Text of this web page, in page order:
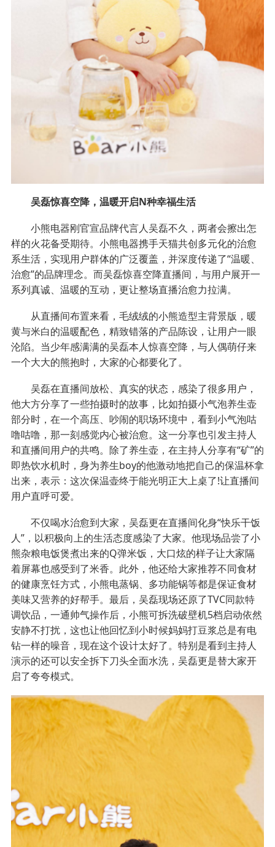
吴磊惊喜空降，温暖开启N种幸福生活
小熊电器刚官宣品牌代言人吴磊不久，两者会擦出怎
样的火花备受期待。小熊电器携手天猫共创多元化的治愈
系生活，实现用户群体的广泛覆盖，并深度传递了“温暖、
治愈”的品牌理念。而吴磊惊喜空降直播间，与用户展开一
系列真诚、温暖的互动，更让整场直播治愈力拉满。
从直播间布置来看，毛绒绒的小熊造型主背景版，暖
黄与米白的温暖配色，精致错落的产品陈设，让用户一眼
沦陷。当少年感满满的吴磊本人惊喜空降，与人偶萌仔来
一个大大的熊抱时，大家的心都要化了。
吴磊在直播间放松、真实的状态，感染了很多用户，
他大方分享了一些拍摄时的故事，比如拍摄小气泡养生壶
部分时，在一个高压、吵闹的职场环境中，看到小气泡咕
噜咕噜，那一刻感觉内心被治愈。这一分享也引发主持人
和直播间用户的共鸣。除了养生壶，在主持人分享有“矿”的
即热饮水机时，身为养生boy的他激动地把自己的保温杯拿
出来，表示：这次保温壶终于能光明正大上桌了!让直播间
用户直呼可爱。
不仅喝水治愈到大家，吴磊更在直播间化身“快乐干饭
人”，以积极向上的生活态度感染了大家。他现场品尝了小
熊杂粮电饭煲煮出来的Q弹米饭，大口炫的样子让大家隔
着屏幕也感受到了米香。此外，他还给大家推荐不同食材
的健康烹饪方式，小熊电蒸锅、多功能锅等都是保证食材
美味又营养的好帮手。最后，吴磊现场还原了TVC同款特
调饮品，一通帅气操作后，小熊可拆洗破壁机5档启动依然
安静不打扰，这也让他回忆到小时候妈妈打豆浆总是有电
钻一样的噪音，现在这个设计太好了。特别是看到主持人
演示的还可以安全拆下刀头全面水洗，吴磊更是替大家开
启了夸夸模式。